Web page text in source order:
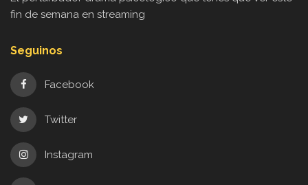
fin de semana en streaming
Seguinos
Facebook
Twitter
Instagram